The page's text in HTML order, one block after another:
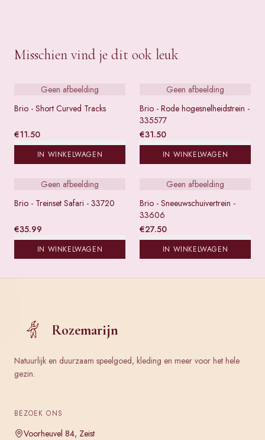
Misschien vind je dit ook leuk
Geen afbeelding
Brio - Short Curved Tracks
€11.50
IN WINKELWAGEN
Geen afbeelding
Brio - Rode hogesnelheidstrein -
335577
€31.50
IN WINKELWAGEN
Geen afbeelding
Brio - Treinset Safari - 33720
€35.99
IN WINKELWAGEN
Geen afbeelding
Brio - Sneeuwschuivertrein -
33606
€27.50
IN WINKELWAGEN
Rozemarijn
Natuurlijk en duurzaam speelgoed, kleding en meer voor het hele
gezin.
BEZOEK ONS
Voorheuvel 84, Zeist